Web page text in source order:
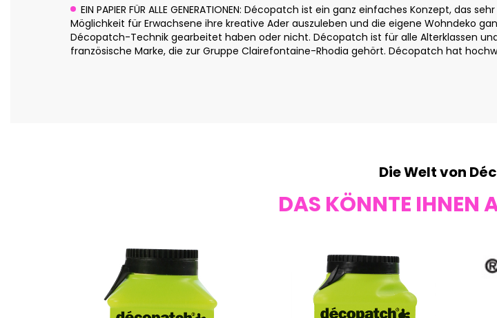
EIN PAPIER FÜR ALLE GENERATIONEN: Décopatch ist ein ganz einfaches Konzept,
Möglichkeit für Erwachsene ihre kreative Ader auszuleben und die eigene Wohndeko
Décopatch-Technik gearbeitet haben oder nicht. Décopatch ist für alle Alterklassen und
französische Marke, die zur Gruppe Clairefontaine-Rhodia gehört. Décopatch hat
Die Welt von
DAS KÖNNTE IHNEN